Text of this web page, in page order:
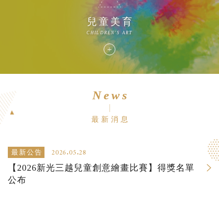
兒童美育
CHILDREN'S ART
News
最新消息
最新公告 2026.05.28
【2026新光三越兒童創意繪畫比賽】得獎名單
公布